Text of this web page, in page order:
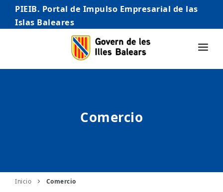
PIEIB. Portal de Impulso Empresarial de las
Islas Baleares
INICIO
AUTÓNOMO/AUTÓNOMA
INTERNACIONALIZACIÓN
Comercio
Inicio Comercio